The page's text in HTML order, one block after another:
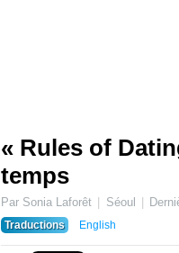
« Rules of
temps
Par Sonia Laforêt Séoul
Traductions
English